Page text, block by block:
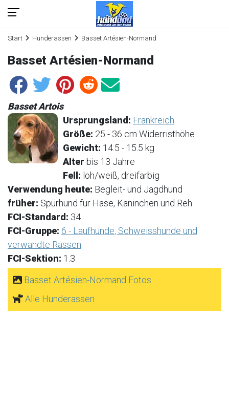
Start Hunderassen Basset Artésien-Normand
Basset Artésien-Normand
Basset Artois
Ursprungsland: Frankreich
Größe: 25 - 36 cm Widerristhöhe
Gewicht: 14.5 - 15.5 kg
Alter bis 13 Jahre
Fell: loh/weiß, dreifarbig
Verwendung heute: Begleit- und Jagdhund
früher: Spürhund für Hase, Kaninchen und Reh
FCI-Standard: 34
FCI-Gruppe: 6 - Laufhunde, Schweisshunde und
verwandte Rassen
FCI-Sektion: 1.3
Basset Artésien-Normand Fotos
Alle Hunderassen